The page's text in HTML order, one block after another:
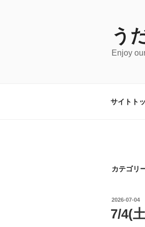
う
Enjoy
サイトト
カテゴリ
POSTED
2026-07-04
7/4(